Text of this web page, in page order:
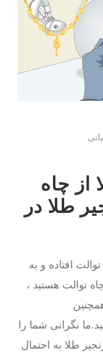
از چاه
طلا در
افتاده و به
توالت هستید ،
نگرانی شما را
طلا به احتمال